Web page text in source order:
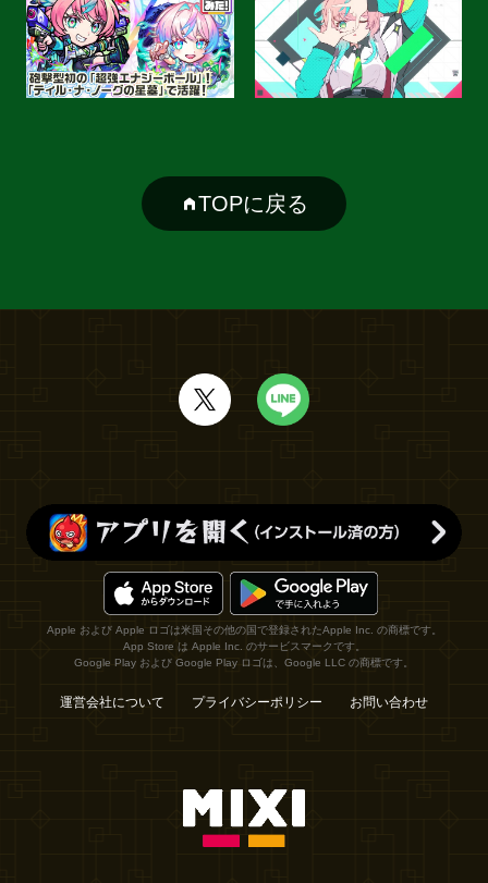
TOPに戻る
Apple および Apple ロゴは米国その他の国で登録されたApple Inc. の商標です。
App Store は Apple Inc. のサービスマークです。
Google Play および Google Play ロゴは、Google LLC の商標です。
運営会社について プライバシーポリシー お問い合わせ